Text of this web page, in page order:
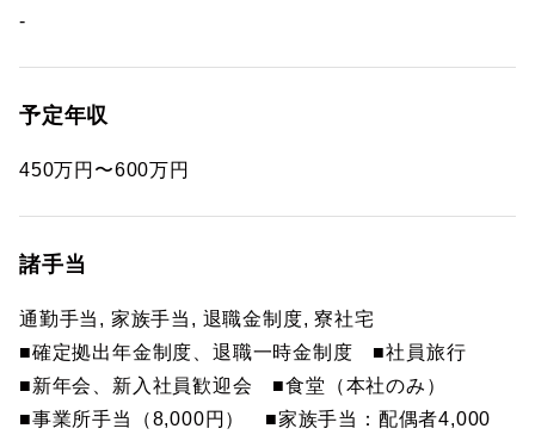
-
予定年収
450万円〜600万円
諸手当
通勤手当, 家族手当, 退職金制度, 寮社宅
■確定拠出年金制度、退職一時金制度 ■社員旅行
■新年会、新入社員歓迎会 ■食堂（本社のみ）
■事業所手当（8,000円） ■家族手当：配偶者4,000